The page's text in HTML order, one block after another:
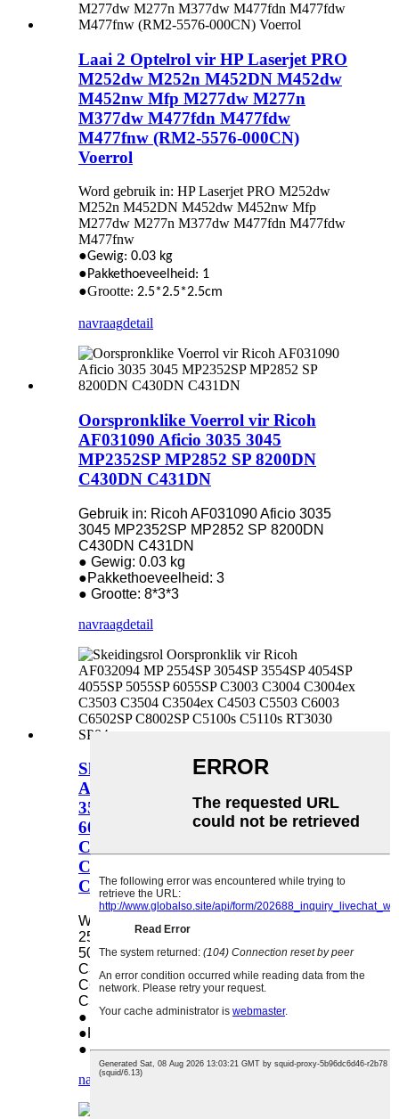
Laai 2 Optelrol vir HP Laserjet PRO
M252dw M252n M452DN M452dw
M452nw Mfp M277dw M277n
M377dw M477fdn M477fdw
M477fnw (RM2-5576-000CN)
Voerrol
Word gebruik in: HP Laserjet PRO M252dw
M252n M452DN M452dw M452nw Mfp
M277dw M277n M377dw M477fdn M477fdw
M477fnw
●Gewig: 0.03 kg
●Pakkethoeveelheid: 1
●Grootte: 2.5*2.5*2.5cm
navraagdetail
Oorspronklike Voerrol vir Ricoh
AF031090 Aficio 3035 3045
MP2352SP MP2852 SP 8200DN
C430DN C431DN
Gebruik in: Ricoh AF031090 Aficio 3035
3045 MP2352SP MP2852 SP 8200DN
C430DN C431DN
● Gewig: 0.03 kg
●Pakkethoeveelheid: 3
● Grootte: 8*3*3
navraagdetail
Skeidingsrol Oorspronklike vir Ricoh
AF032094 MP 2554SP 3054SP
3554SP 4054SP 4055SP 5055SP
6055SP C3003 C3004 C3004ex
C3503 C3504 C3504ex C4503 C5503
C6003 C6502SP C8002SP C5100s
C5110s RT3030 SP8400DN
Word gebruik in: Ricoh AF032094 MP
2554SP 3054SP 3554SP 4054SP 4055SP
5055SP 6055SP C3003 C3004 C3004ex
C3503 C3504 C3504ex C4503 C5503
C6003 C6502SP C8002SP C5100s
C5110s RT3030 SP8400DN
● Gewig: 0.35 kg
●Pakkethoeveelheid: 3
● Grootte: 10*4*3cm
navraagdetail